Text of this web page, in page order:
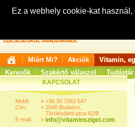
Ez a webhely cookie-kat
Miért Mi? Akciók Vitamin,
Keresők
Szakértő válaszol Tudástár
KAPCSOLAT
Mobil:
Cím:
E-mail:
»
»
»
+36 30 7262 647
2040 Budaörs,
Törökbálinti utca 42/B
info@vitaminsziget.com